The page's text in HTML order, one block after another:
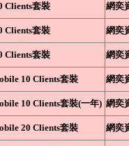
Clients套裝 網奕
Clients套裝 網奕
Clients套裝 網奕
10 Clients套裝 網奕
10 Clients套裝(一年) 網奕
20 Clients套裝 網奕